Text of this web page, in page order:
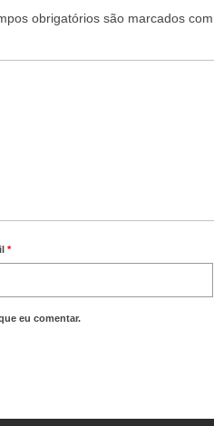
obrigatórios são marcados com
*
eu comentar.